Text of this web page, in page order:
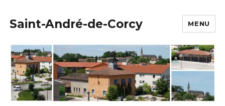
Saint-André-de-Corcy MENU